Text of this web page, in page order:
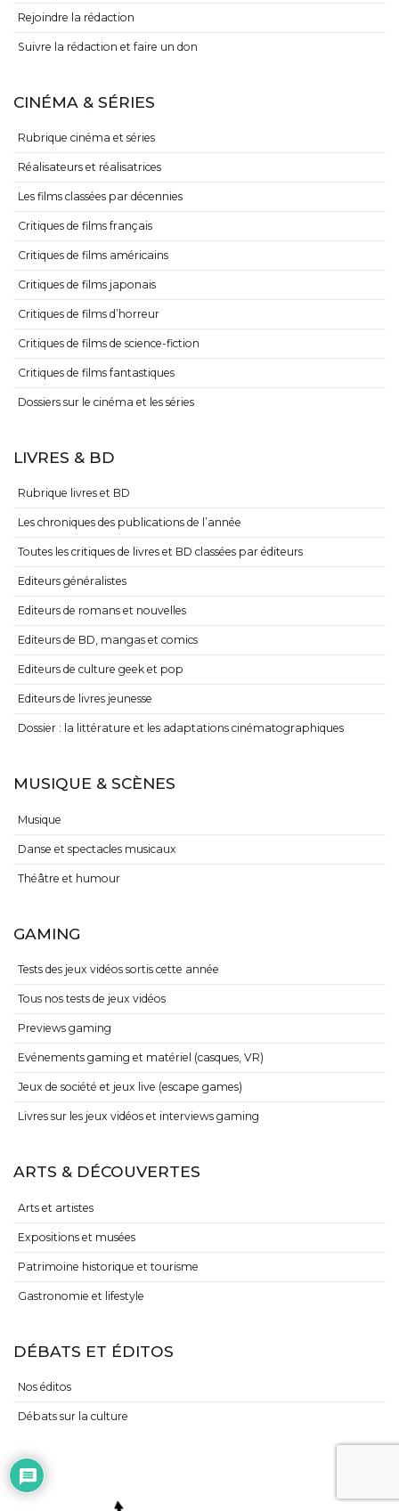
Rejoindre la rédaction
Suivre la rédaction et faire un don
CINÉMA & SÉRIES
Rubrique cinéma et séries
Réalisateurs et réalisatrices
Les films classées par décennies
Critiques de films français
Critiques de films américains
Critiques de films japonais
Critiques de films d’horreur
Critiques de films de science-fiction
Critiques de films fantastiques
Dossiers sur le cinéma et les séries
LIVRES & BD
Rubrique livres et BD
Les chroniques des publications de l’année
Toutes les critiques de livres et BD classées par éditeurs
Editeurs généralistes
Editeurs de romans et nouvelles
Editeurs de BD, mangas et comics
Editeurs de culture geek et pop
Editeurs de livres jeunesse
Dossier : la littérature et les adaptations cinématographiques
MUSIQUE & SCÈNES
Musique
Danse et spectacles musicaux
Théâtre et humour
GAMING
Tests des jeux vidéos sortis cette année
Tous nos tests de jeux vidéos
Previews gaming
Evénements gaming et matériel (casques, VR)
Jeux de société et jeux live (escape games)
Livres sur les jeux vidéos et interviews gaming
ARTS & DÉCOUVERTES
Arts et artistes
Expositions et musées
Patrimoine historique et tourisme
Gastronomie et lifestyle
DÉBATS ET ÉDITOS
Nos éditos
Débats sur la culture